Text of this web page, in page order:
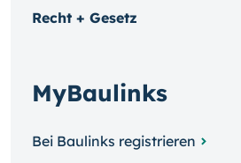
Recht + Gesetz
MyBaulinks
Bei Baulinks registrieren